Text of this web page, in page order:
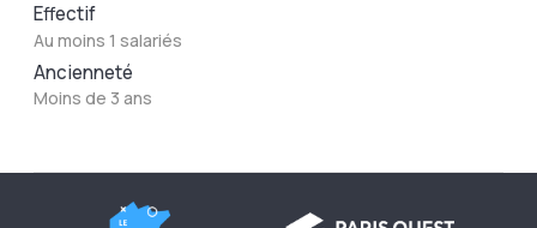
Effectif
Au moins 1 salariés
Ancienneté
Moins de 3 ans